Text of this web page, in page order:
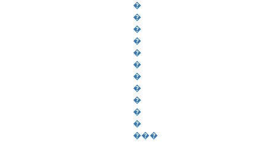
�
�
�
�
�
�
�
�
�
�
�
���